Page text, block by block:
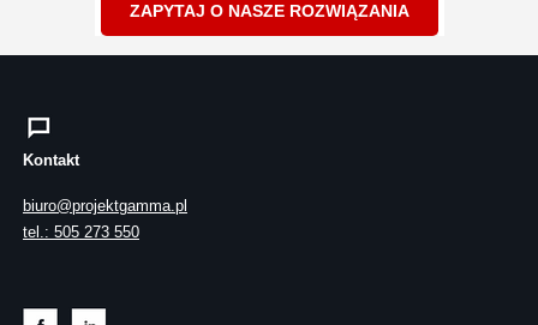
ZAPYTAJ O NASZE ROZWIĄZANIA
Kontakt
biuro@projektgamma.pl
tel.: 505 273 550